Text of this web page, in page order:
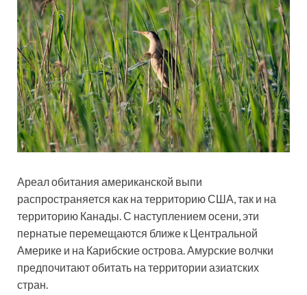
Ареал обитания американской выпи
распространяется как на территорию США, так и на
территорию Канады. С наступлением осени, эти
пернатые перемещаются ближе к Центральной
Америке и на Карибские острова. Амурские волчки
предпочитают обитать на территории азиатских
стран.